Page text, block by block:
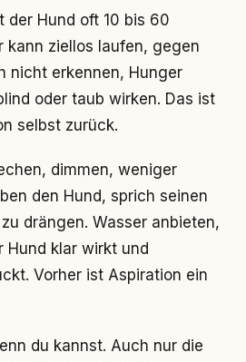
der Hund oft 10 bis 60
kann ziellos laufen, gegen
nicht erkennen, Hunger
oder taub wirken. Das ist
selbst zurück.
dimmen, weniger
den Hund, sprich seinen
drängen. Wasser anbieten,
Hund klar wirkt und
Vorher ist Aspiration ein
du kannst. Auch nur die